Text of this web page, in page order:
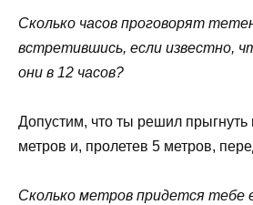
Сколько часов проговорят
встретившись, если известно,
они в 12 часов?
Допустим, что ты решил
метров и, пролетев 5 метров,
Сколько метров придется